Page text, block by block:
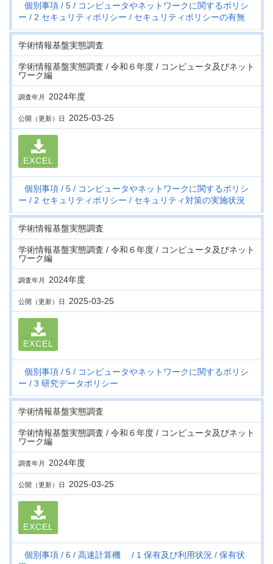
個別事項 5
コンピュータやネットワークに関するポリシ
ー
2 セキュリティポリシー セキュリティポリシーの有無
学術情報基盤実態調査
学術情報基盤実態調査 / 令和６年度 / コンピュータ及びネット
ワーク編
調査年月 2024年度
公開（更新）日 2025-03-25
EXCEL
個別事項 5
コンピュータやネットワークに関するポリシ
ー
2 セキュリティポリシー セキュリティ対策の実施状況
学術情報基盤実態調査
学術情報基盤実態調査 / 令和６年度 / コンピュータ及びネット
ワーク編
調査年月 2024年度
公開（更新）日 2025-03-25
EXCEL
個別事項 5
コンピュータやネットワークに関するポリシ
ー
3 研究データポリシー
学術情報基盤実態調査
学術情報基盤実態調査 / 令和６年度 / コンピュータ及びネット
ワーク編
調査年月 2024年度
公開（更新）日 2025-03-25
EXCEL
個別事項 6 高速計算機 1 保有及び利用状況
保有状